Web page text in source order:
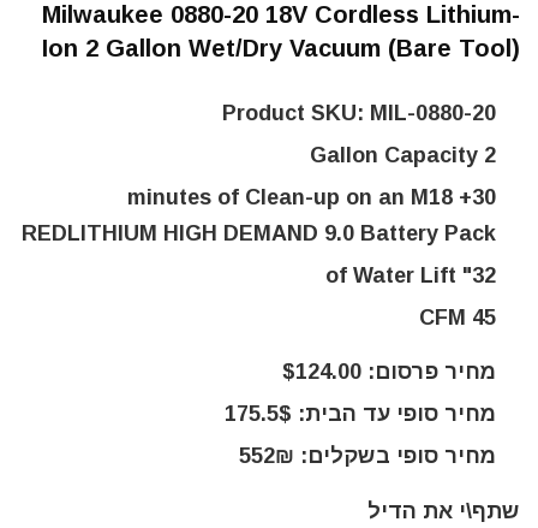
Milwaukee 0880-20 18V Cordless Lithium-
Ion 2 Gallon Wet/Dry Vacuum (Bare Tool)
Product SKU: MIL-0880-20
2 Gallon Capacity
30+ minutes of Clean-up on an M18
REDLITHIUM HIGH DEMAND 9.0 Battery Pack
32" of Water Lift
45 CFM
מחיר פרסום: $124.00
מחיר סופי עד הבית: 175.5$
מחיר סופי בשקלים: 552₪
שתף\י את הדיל